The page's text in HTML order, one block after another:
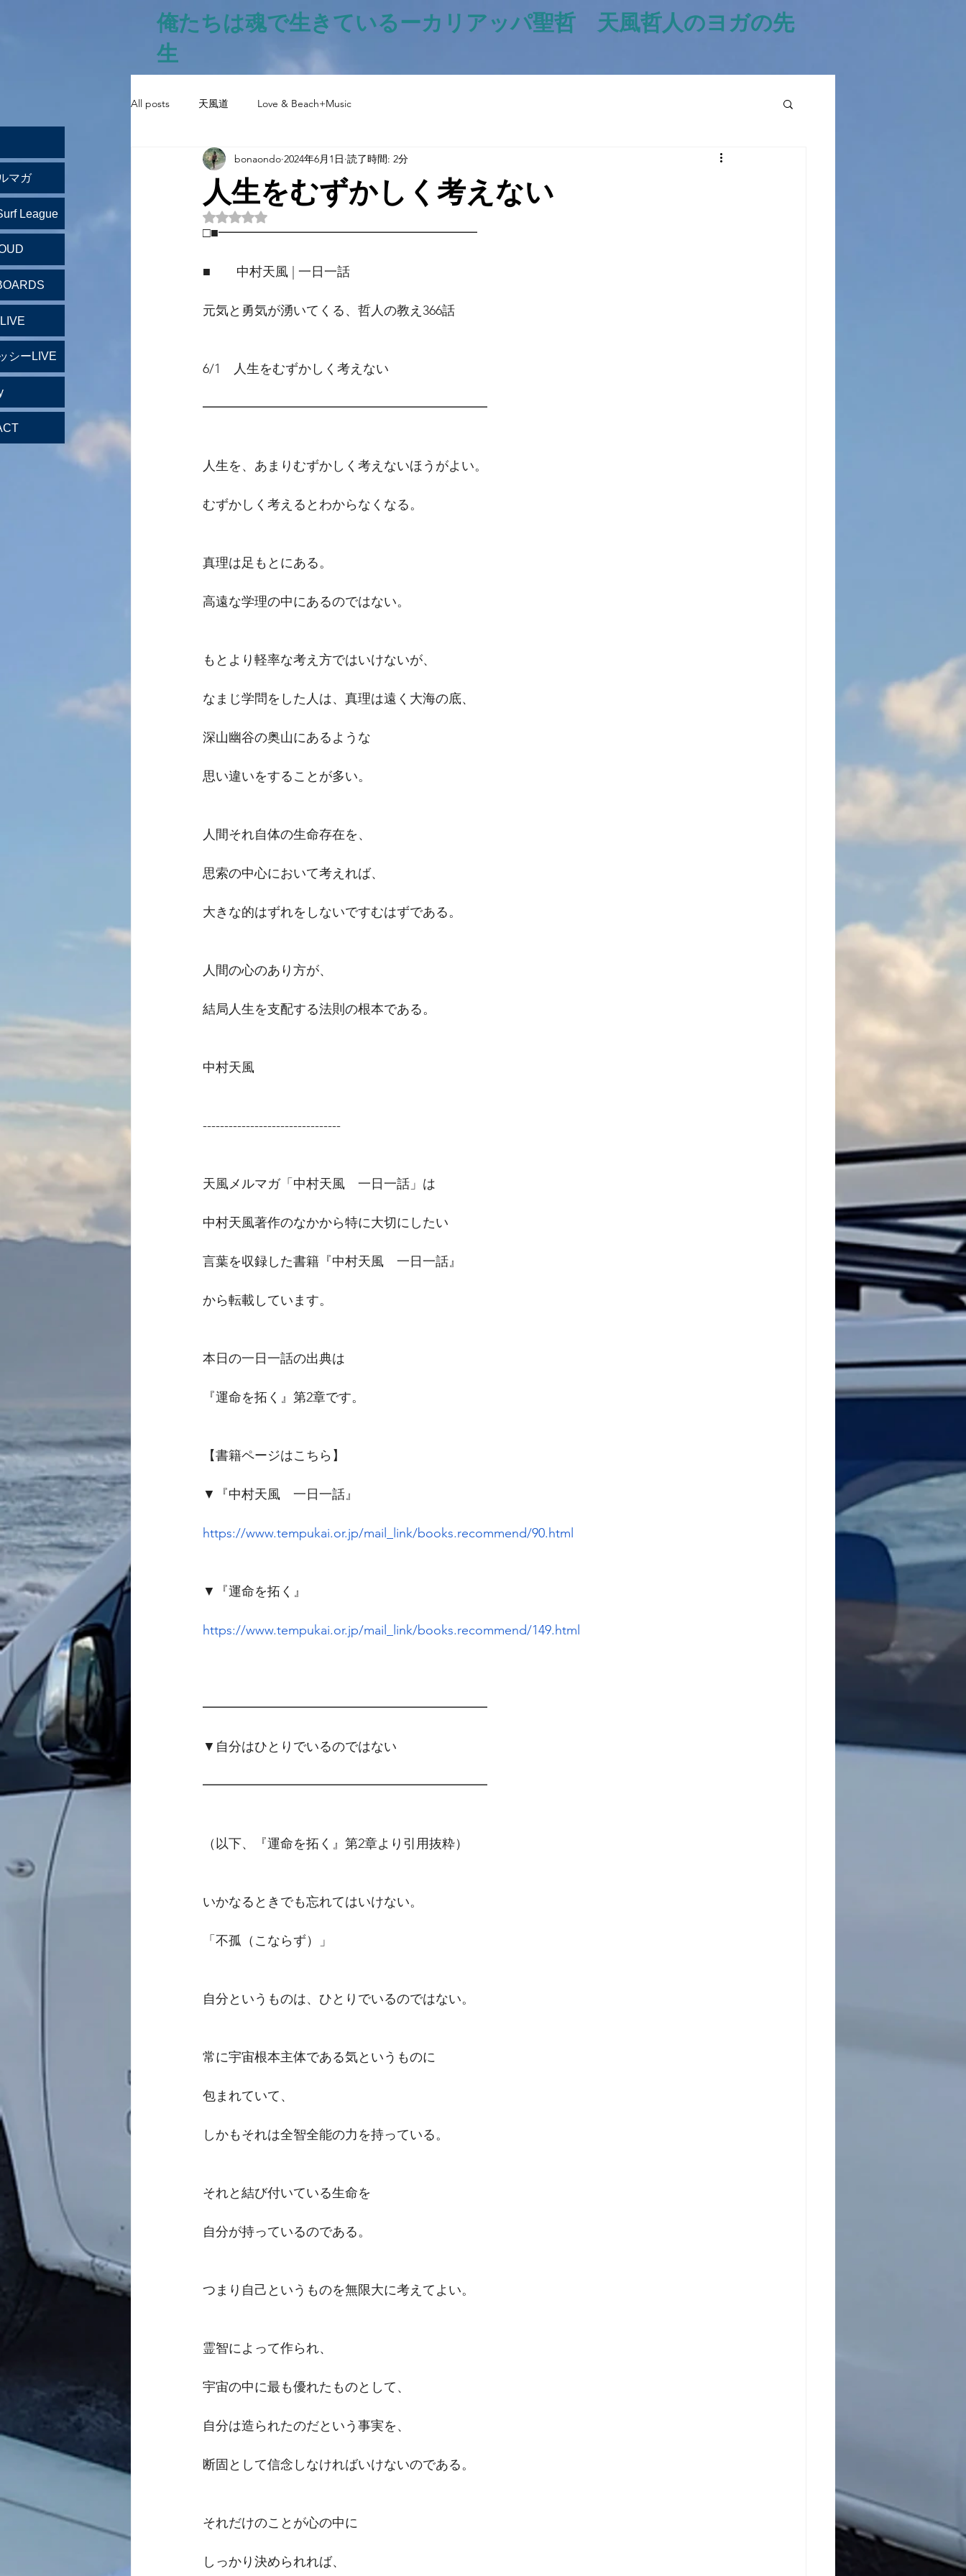
俺たちは魂で生きているー​カリアッパ聖哲 天風哲人のヨガの先
生
All posts 天風道 Love & Beach+Music
人生をむずかしく考えない
bonaondo 2024年6月1日 読了時間: 2分
5つ星のうちNaNと評価されています。
□■━━━━━━━━━━━━━━━━━━━━
■　　中村天風 | 一日一話
元気と勇気が湧いてくる、哲人の教え366話
6/1　人生をむずかしく考えない
━━━━━━━━━━━━━━━━━━━━━━
人生を、あまりむずかしく考えないほうがよい。
むずかしく考えるとわからなくなる。
真理は足もとにある。
高遠な学理の中にあるのではない。
もとより軽率な考え方ではいけないが、
なまじ学問をした人は、真理は遠く大海の底、
深山幽谷の奥山にあるような
思い違いをすることが多い。
人間それ自体の生命存在を、
思索の中心において考えれば、
大きな的はずれをしないですむはずである。
人間の心のあり方が、
結局人生を支配する法則の根本である。
中村天風
--------------------------------
天風メルマガ「中村天風　一日一話」は
中村天風著作のなかから特に大切にしたい
言葉を収録した書籍『中村天風　一日一話』
から転載しています。
本日の一日一話の出典は
『運命を拓く』第2章です。
【書籍ページはこちら】
▼『中村天風　一日一話』
https://www.tempukai.or.jp/mail_link/books.recommend/90.html
▼『運命を拓く』
https://www.tempukai.or.jp/mail_link/books.recommend/149.html
━━━━━━━━━━━━━━━━━━━━━━
▼自分はひとりでいるのではない
━━━━━━━━━━━━━━━━━━━━━━
（以下、『運命を拓く』第2章より引用抜粋）
いかなるときでも忘れてはいけない。
「不孤（こならず）」
自分というものは、ひとりでいるのではない。
常に宇宙根本主体である気というものに
包まれていて、
しかもそれは全智全能の力を持っている。
それと結び付いている生命を
自分が持っているのである。
つまり自己というものを無限大に考えてよい。
霊智によって作られ、
宇宙の中に最も優れたものとして、
自分は造られたのだという事実を、
断固として信念しなければいけないのである。
それだけのことが心の中に
しっかり決められれば、
マガ
League
シーLIVE